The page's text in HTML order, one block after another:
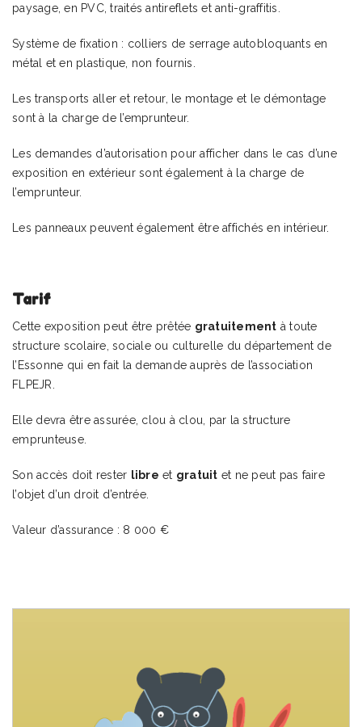
paysage, en PVC, traités antireflets et anti-graffitis.
Système de fixation : colliers de serrage autobloquants en
métal et en plastique, non fournis.
Les transports aller et retour, le montage et le démontage
sont à la charge de l’emprunteur.
Les demandes d’autorisation pour afficher dans le cas d’une
exposition en extérieur sont également à la charge de
l’emprunteur.
Les panneaux peuvent également être affichés en intérieur.
Tarif
Cette exposition peut être prêtée gratuitement à toute
structure scolaire, sociale ou culturelle du département de
l’Essonne qui en fait la demande auprès de l’association
FLPEJR.
Elle devra être assurée, clou à clou, par la structure
emprunteuse.
Son accès doit rester libre et gratuit et ne peut pas faire
l’objet d’un droit d’entrée.
Valeur d’assurance : 8 000 €